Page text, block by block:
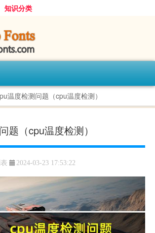
知识分类
温度检测问题（cpu温度检测）
题（cpu温度检测）
2024-03-23 17:53:22